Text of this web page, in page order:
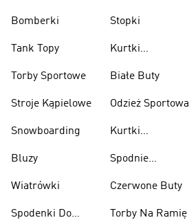
Bomberki
Tank Topy
Torby Sportowe
Stroje Kąpielowe
Snowboarding
Bluzy
Wiatrówki
Spodenki Do
Stopki
Kurtki
Białe Buty
Odzież Sportowa
Kurtki
Spodnie
Czerwone Buty
Torby Na Ramię